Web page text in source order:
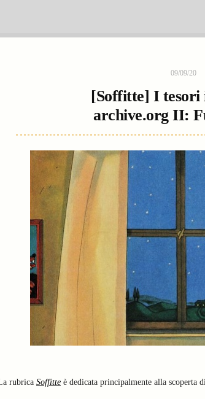
09/09/20
[Soffitte] I
archive.org II:
rubrica Soffitte è dedicata principalmente alla